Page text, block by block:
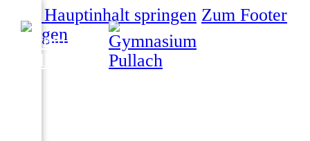
Zum Hauptinhalt springen Zum Footer
springen